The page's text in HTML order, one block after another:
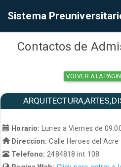
Sistema
Contactos de
VOLVER A LA
Horario:
Lunes a Viernes de
Direccion: Calle Heroes del Acre
Telefono: 2484818 int 108